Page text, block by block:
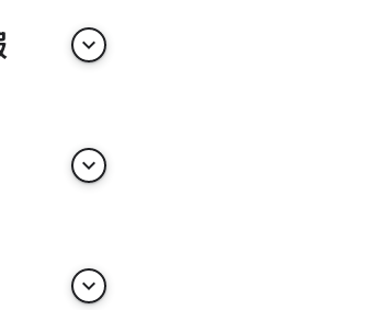
keyboard_arrow_down
keyboard_arrow_down
keyboard_arrow_down